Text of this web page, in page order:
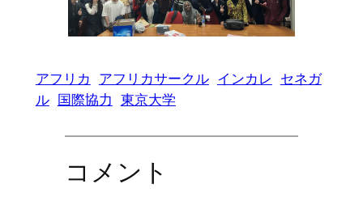
アフリカ アフリカサークル インカレ
セネガ
ル
国際協力 東京大学
コメント